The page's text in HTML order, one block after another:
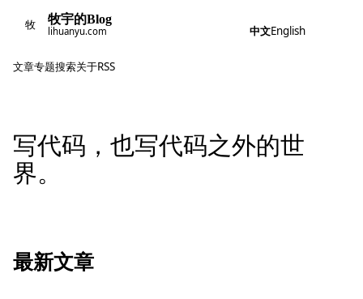
牧 牧宇的Blog
lihuanyu.com 中文English
文章专题搜索关于RSS
写代码，也写代码之
最新文章